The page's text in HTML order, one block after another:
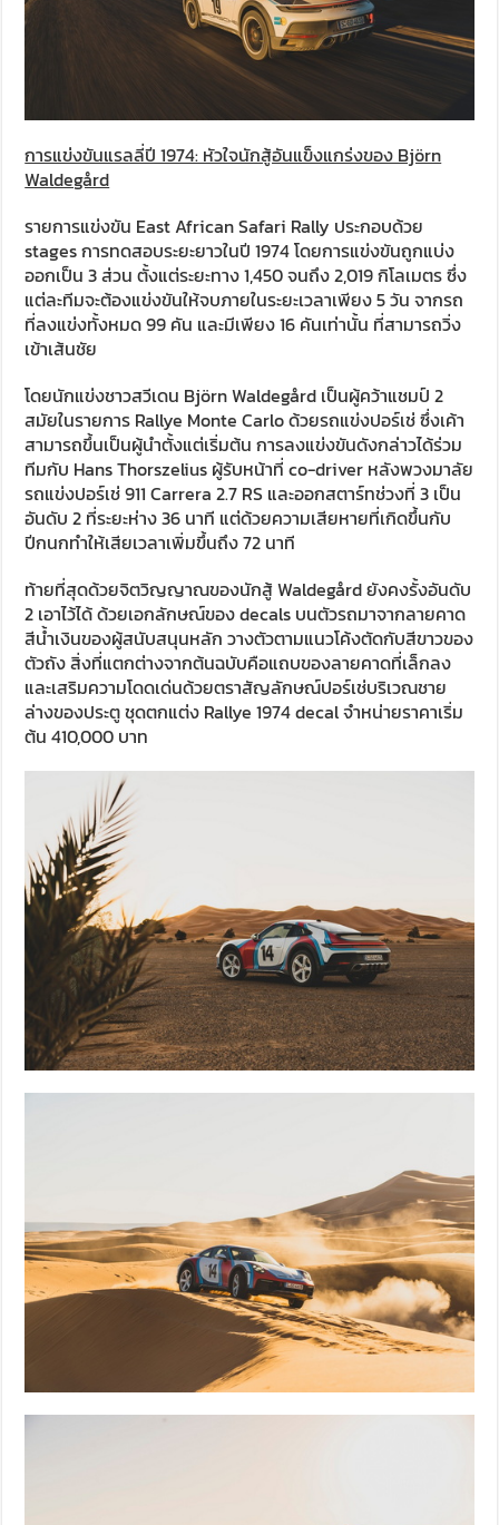
การแข่งขันแรลลี่ปี 1974: หัวใจนักสู้อันแข็งแกร่งของ Björn
Waldegård
รายการแข่งขัน East African Safari Rally ประกอบด้วย
stages การทดสอบระยะยาวในปี 1974 โดยการแข่งขันถูกแบ่ง
ออกเป็น 3 ส่วน ตั้งแต่ระยะทาง 1,450 จนถึง 2,019 กิโลเมตร ซึ่ง
แต่ละทีมจะต้องแข่งขันให้จบภายในระยะเวลาเพียง 5 วัน จากรถ
ที่ลงแข่งทั้งหมด 99 คัน และมีเพียง 16 คันเท่านั้น ที่สามารถวิ่ง
เข้าเส้นชัย
โดยนักแข่งชาวสวีเดน Björn Waldegård เป็นผู้คว้าแชมป์ 2
สมัยในรายการ Rallye Monte Carlo ด้วยรถแข่งปอร์เช่ ซึ่งเค้า
สามารถขึ้นเป็นผู้นำตั้งแต่เริ่มต้น การลงแข่งขันดังกล่าวได้ร่วม
ทีมกับ Hans Thorszelius ผู้รับหน้าที่ co-driver หลังพวงมาลัย
รถแข่งปอร์เช่ 911 Carrera 2.7 RS และออกสตาร์ทช่วงที่ 3 เป็น
อันดับ 2 ที่ระยะห่าง 36 นาที แต่ด้วยความเสียหายที่เกิดขึ้นกับ
ปีกนกทำให้เสียเวลาเพิ่มขึ้นถึง 72 นาที
ท้ายที่สุดด้วยจิตวิญญาณของนักสู้ Waldegård ยังคงรั้งอันดับ
2 เอาไว้ได้ ด้วยเอกลักษณ์ของ decals บนตัวรถมาจากลายคาด
สีน้ำเงินของผู้สนับสนุนหลัก วางตัวตามแนวโค้งตัดกับสีขาวของ
ตัวถัง สิ่งที่แตกต่างจากต้นฉบับคือแถบของลายคาดที่เล็กลง
และเสริมความโดดเด่นด้วยตราสัญลักษณ์ปอร์เช่บริเวณชาย
ล่างของประตู ชุดตกแต่ง Rallye 1974 decal จำหน่ายราคาเริ่ม
ต้น 410,000 บาท